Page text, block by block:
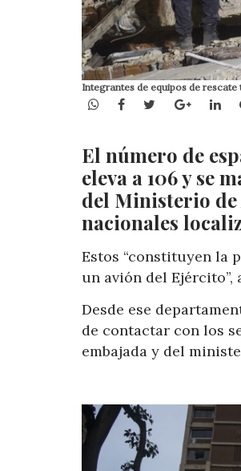
Integrantes de equipos de
WhatsApp
Facebook
TwitterGoogle+
El número de
eleva a 106 y se
del Ministerio de
nacionales
Estos “constituyen la
un avión del Ejército”,
Desde ese
de contactar con los
embajada y del